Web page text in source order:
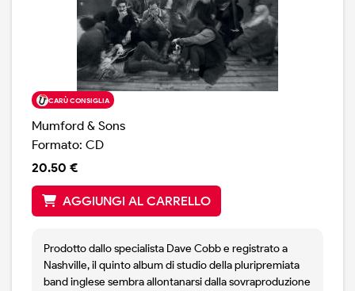
CARÙ CONSIGLIA
Mumford & Sons
Formato: CD
20.50 €
AGGIUNGI AL CARRELLO
Prodotto dallo specialista Dave Cobb e registrato a
Nashville, il quinto album di studio della pluripremiata
band inglese sembra allontanarsi dalla sovraproduzione